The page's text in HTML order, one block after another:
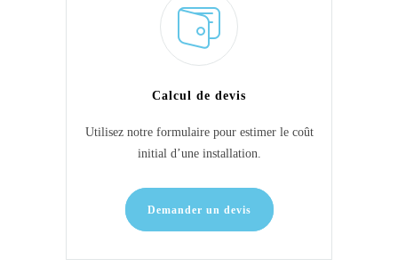
Calcul de devis
Utilisez notre formulaire pour estimer le coût
initial d’une installation.
Demander un devis